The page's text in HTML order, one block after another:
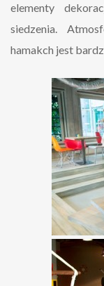
elementy
siedzenia.
hamakch jest